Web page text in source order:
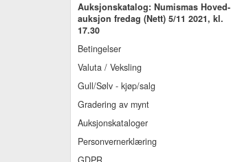
Auksjonskatalog: Numismas Hoved-
auksjon fredag (Nett) 5/11 2021, kl.
17.30
Betingelser
Valuta / Veksling
Gull/Sølv - kjøp/salg
Gradering av mynt
Auksjonskataloger
Personvernerklæring